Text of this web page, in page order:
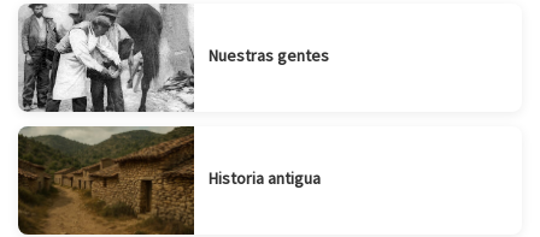
Nuestras gentes
Historia antigua